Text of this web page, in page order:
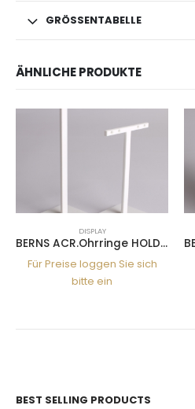
GRÖSSENTABELLE
ÄHNLICHE PRODUKTE
DISPLAY
BERNS ACR.Ohrringe HOLDER 9+12CM
Für Preise loggen Sie sich
bitte ein
BEST SELLING PRODUCTS